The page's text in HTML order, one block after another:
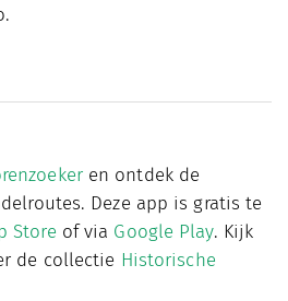
en ontdek de
Deze app is gratis te
Store of via Google Play. Kijk
de collectie Historische